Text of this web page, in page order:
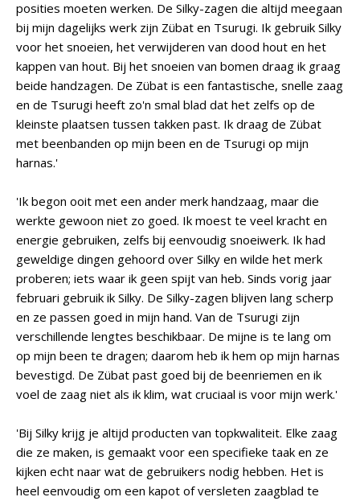
posities moeten werken. De Silky-zagen die altijd meegaan
bij mijn dagelijks werk zijn Zübat en Tsurugi. Ik gebruik Silky
voor het snoeien, het verwijderen van dood hout en het
kappen van hout. Bij het snoeien van bomen draag ik graag
beide handzagen. De Zübat is een fantastische, snelle zaag
en de Tsurugi heeft zo'n smal blad dat het zelfs op de
kleinste plaatsen tussen takken past. Ik draag de Zübat
met beenbanden op mijn been en de Tsurugi op mijn
harnas.'
'Ik begon ooit met een ander merk handzaag, maar die
werkte gewoon niet zo goed. Ik moest te veel kracht en
energie gebruiken, zelfs bij eenvoudig snoeiwerk. Ik had
geweldige dingen gehoord over Silky en wilde het merk
proberen; iets waar ik geen spijt van heb. Sinds vorig jaar
februari gebruik ik Silky. De Silky-zagen blijven lang scherp
en ze passen goed in mijn hand. Van de Tsurugi zijn
verschillende lengtes beschikbaar. De mijne is te lang om
op mijn been te dragen; daarom heb ik hem op mijn harnas
bevestigd. De Zübat past goed bij de beenriemen en ik
voel de zaag niet als ik klim, wat cruciaal is voor mijn werk.'
'Bij Silky krijg je altijd producten van topkwaliteit. Elke zaag
die ze maken, is gemaakt voor een specifieke taak en ze
kijken echt naar wat de gebruikers nodig hebben. Het is
heel eenvoudig om een kapot of versleten zaagblad te